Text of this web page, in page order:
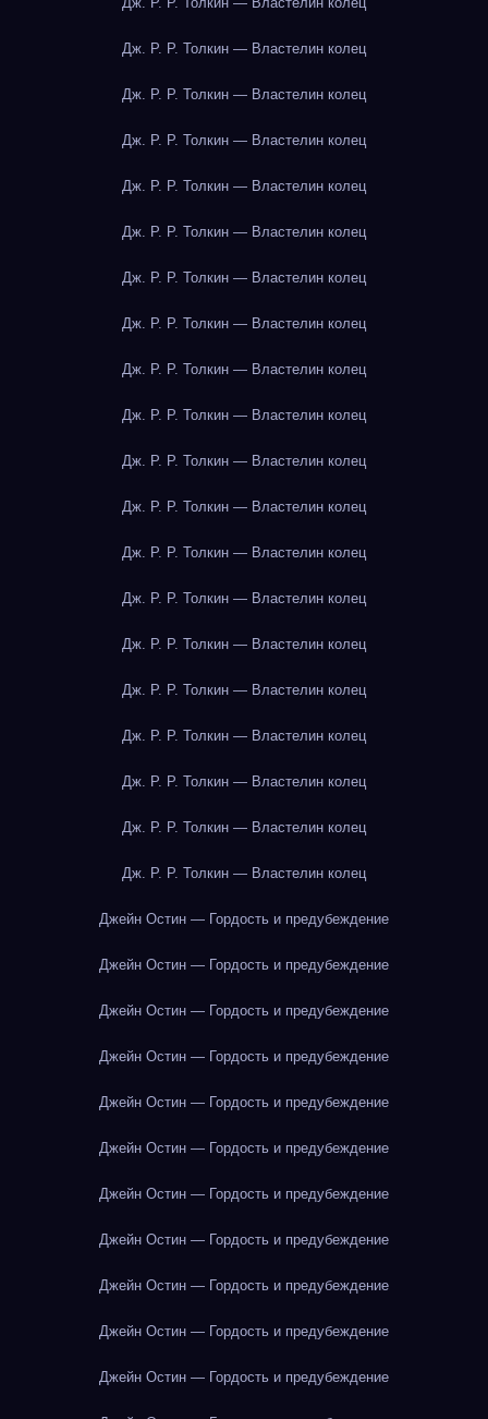
Дж. Р. Р. Толкин — Властелин колец
Дж. Р. Р. Толкин — Властелин колец
Дж. Р. Р. Толкин — Властелин колец
Дж. Р. Р. Толкин — Властелин колец
Дж. Р. Р. Толкин — Властелин колец
Дж. Р. Р. Толкин — Властелин колец
Дж. Р. Р. Толкин — Властелин колец
Дж. Р. Р. Толкин — Властелин колец
Дж. Р. Р. Толкин — Властелин колец
Дж. Р. Р. Толкин — Властелин колец
Дж. Р. Р. Толкин — Властелин колец
Дж. Р. Р. Толкин — Властелин колец
Дж. Р. Р. Толкин — Властелин колец
Дж. Р. Р. Толкин — Властелин колец
Дж. Р. Р. Толкин — Властелин колец
Дж. Р. Р. Толкин — Властелин колец
Дж. Р. Р. Толкин — Властелин колец
Дж. Р. Р. Толкин — Властелин колец
Дж. Р. Р. Толкин — Властелин колец
Джейн Остин — Гордость и предубеждение
Джейн Остин — Гордость и предубеждение
Джейн Остин — Гордость и предубеждение
Джейн Остин — Гордость и предубеждение
Джейн Остин — Гордость и предубеждение
Джейн Остин — Гордость и предубеждение
Джейн Остин — Гордость и предубеждение
Джейн Остин — Гордость и предубеждение
Джейн Остин — Гордость и предубеждение
Джейн Остин — Гордость и предубеждение
Джейн Остин — Гордость и предубеждение